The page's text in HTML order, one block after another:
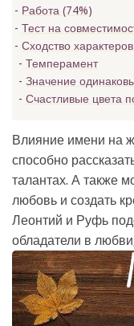
Работа (74%)
Тест на
Сходство
Темперамент
Значение
Счастливые цвета
Влияние имени на
способно
талантах. А также
любовь и создать
Леонтий и Руфь
обладатели в